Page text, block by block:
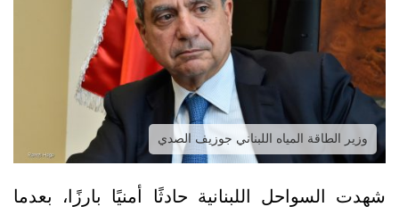
وزير الطاقة المياه اللبناني جوزيف الصدي
شهدت السواحل اللبنانية حادثًا أمنيًا بارزًا، بعدما